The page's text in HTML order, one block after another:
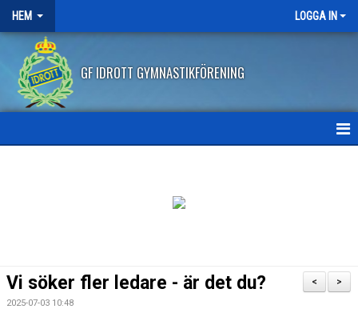
HEM LOGGA IN
GF IDROTT GYMNASTIKFÖRENING
FRÅGOR OCH SVAR
>
<
Vi söker fler ledare - är det du?
2025-07-03 10:48